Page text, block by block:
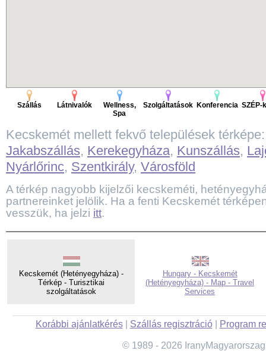
Szállás Látnivalók
Wellness,
Spa
Szolgáltatások Konferencia SZÉP-
Kecskemét mellett fekvő települések
Jakabszállás, Kerekegyháza, Kunszállás,
Nyárlőrinc, Szentkirály, Városföld
A térkép nagyobb kijelzői kecskeméti,
partnereinket jelölik. Ha a fenti Kecskemét
vesszük, ha jelzi itt.
Kecskemét (Hetényegyháza) -
Térkép - Turisztikai
szolgáltatások
Hungary - Kecskemét
(Hetényegyháza) - Map - Travel
Services
Korábbi ajánlatkérés| Szállás regisztráció| Program
© 1989 - 2026